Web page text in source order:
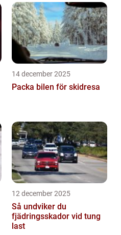
14 december 2025
Packa bilen för skidresa
12 december 2025
Så undviker du
fjädringsskador vid tung
last